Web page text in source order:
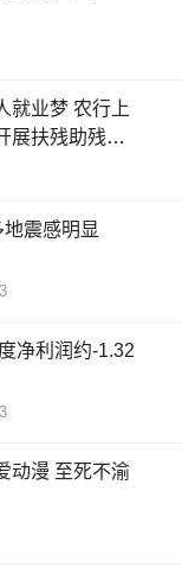
就业梦 农行上
展扶残助残专
震感明显
净利润约-1.32
动漫 至死不渝